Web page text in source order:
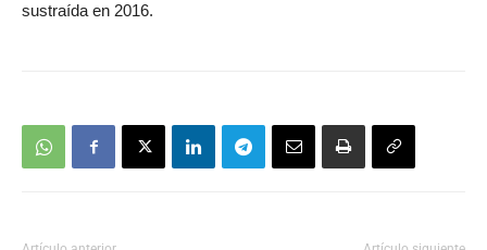
sustraída en 2016.